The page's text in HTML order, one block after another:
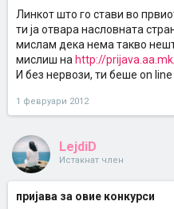
Линкот што го стави во
ти ја отвара насловната
мислам дека нема такво
мислиш на http://
И без нервози, ти беше on line
1 февруари 2012
LejdiD
Истакнат член
пријава за овие конкурси